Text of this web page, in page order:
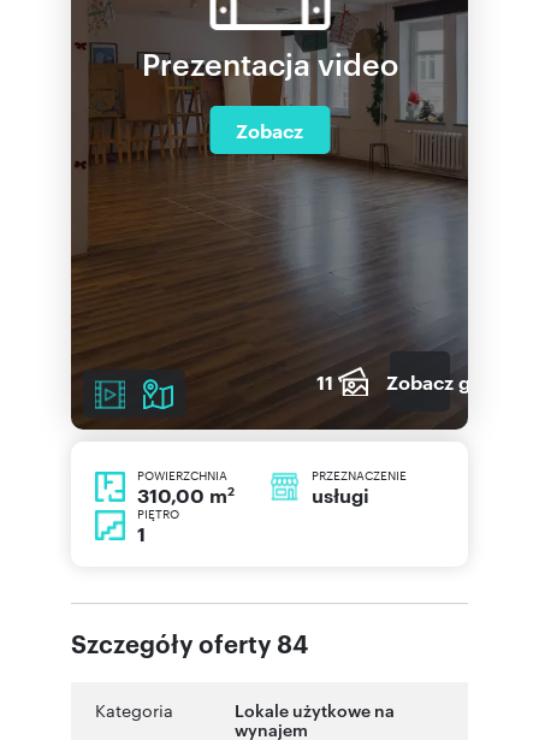
Prezentacja video
Zobacz
11 Zobacz galerię
POWIERZCHNIA
310,00 m2
PRZEZNACZENIE
usługi
PIĘTRO
1
Szczegóły oferty 84
Kategoria
Lokale użytkowe na
wynajem